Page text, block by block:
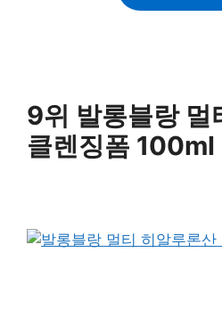
9위 발롱블랑 멀
클렌징폼 100ml